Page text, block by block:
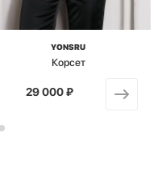
YONSRU
Корсет
от
29 000 ₽